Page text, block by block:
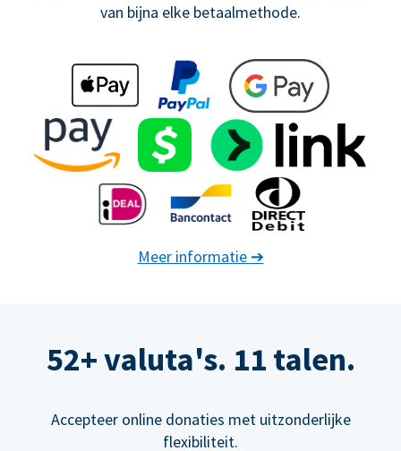
van bijna elke betaalmethode.
Meer informatie ➔
52+ valuta's. 11 talen.
Accepteer online donaties met uitzonderlijke
flexibiliteit.